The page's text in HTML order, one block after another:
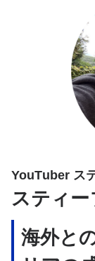
YouTuber ス
スティー
海外と